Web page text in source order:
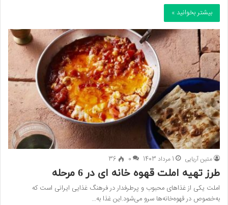
بیشتر بخوانید »
متین آریایی 1 مرداد 1403 0
36
طرز تهیه املت قهوه خانه ای در 6 مرحله
املت یکی از غذاهای محبوب و پرطرفدار در فرهنگ غذایی ایرانی است که
به‌خصوص در قهوه‌خانه‌ها سرو می‌شود.این غذا به…